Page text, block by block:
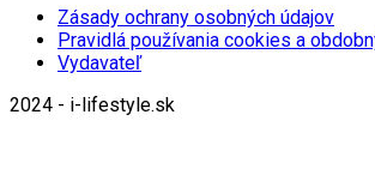
Zásady ochrany osobných údajov
Pravidlá používania cookies a
Vydavateľ
2024 - i-lifestyle.sk